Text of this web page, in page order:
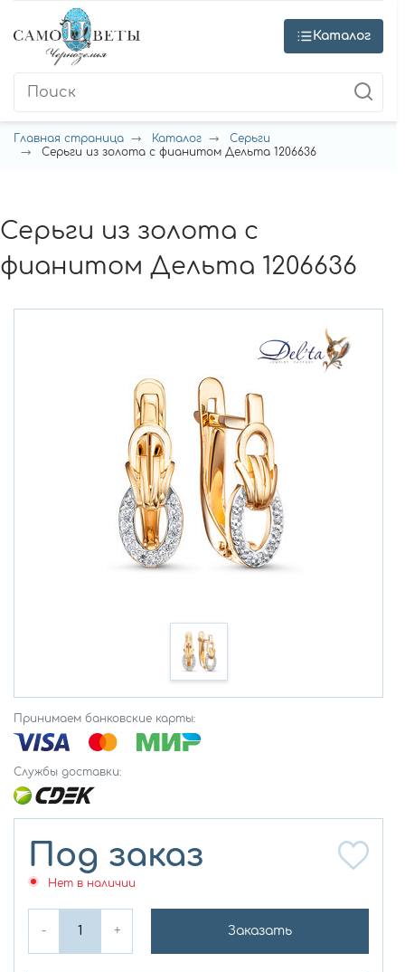
Каталог
Главная страница Каталог
Серьги
Серьги из золота с фианитом Дельта 1206636
Серьги из золота с
фианитом Дельта 1206636
Принимаем банковские карты:
Службы доставки:
Под заказ
Нет в наличии
- + Заказать